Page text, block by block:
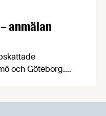
anmälan
och Göteborg.
utbyta